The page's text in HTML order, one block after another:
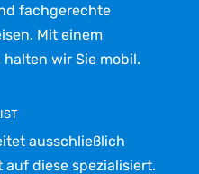
fachgerechte
Mit einem
wir Sie mobil.
ausschließlich
diese spezialisiert.